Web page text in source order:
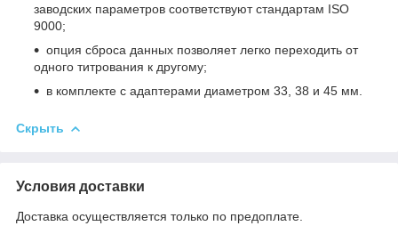
заводских параметров соответствуют стандартам ISO
9000;
опция сброса данных позволяет легко переходить от
одного титрования к другому;
в комплекте с адаптерами диаметром 33, 38 и 45 мм.
Скрыть
Условия доставки
Доставка осуществляется только по предоплате.